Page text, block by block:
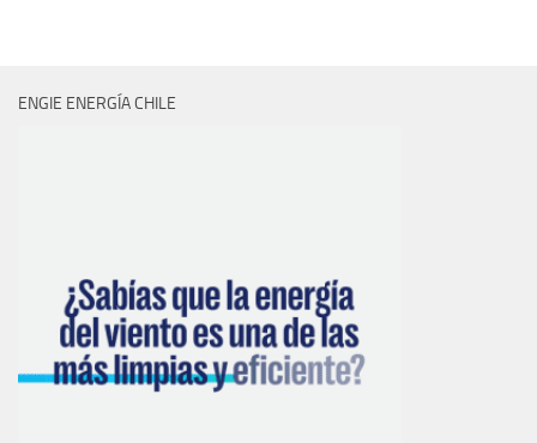
ENGIE ENERGÍA CHILE